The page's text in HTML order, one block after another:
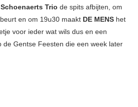
Trio de spits afbijten, om
en om 19u30 maakt DE MENS het
voor ieder wat wils dus en een
de Gentse Feesten die een week later